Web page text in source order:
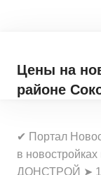
Цены на
районе
✔ Портал
в
ДОНСТРОЙ ➤ 1